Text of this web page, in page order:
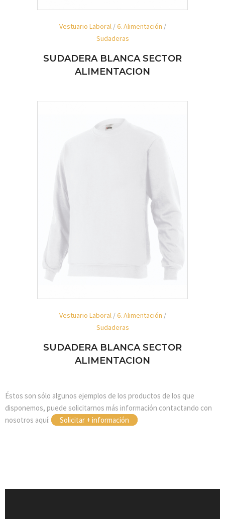
Vestuario Laboral /6. Alimentación /
Sudaderas
SUDADERA BLANCA SECTOR
ALIMENTACION
Vestuario Laboral/6. Alimentación /
Sudaderas
SUDADERA BLANCA SECTOR
ALIMENTACION
Éstos son sólo algunos ejemplos de los productos de los que
disponemos, puede solicitarnos más información contactando con
nosotros aquí:
Solicitar + información